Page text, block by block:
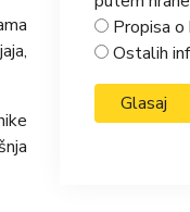
Propisa o
Ostalih